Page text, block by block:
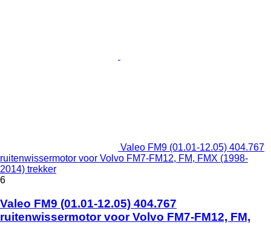
Valeo FM9 (01.01-12.05) 404.767
ruitenwissermotor voor Volvo FM7-FM12, FM, FMX (1998-
2014) trekker
6
Valeo FM9 (01.01-12.05) 404.767
ruitenwissermotor voor Volvo FM7-FM12, FM,